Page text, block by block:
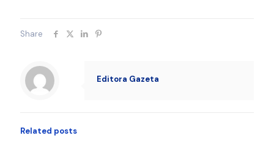
Share
Editora Gazeta
Related posts